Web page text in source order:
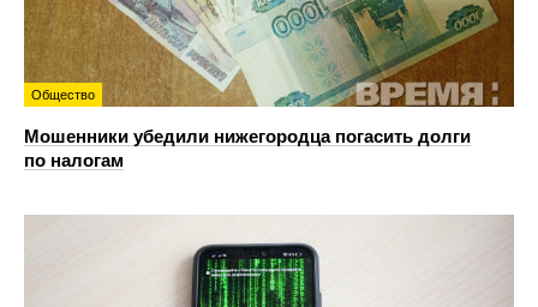
Общество
Мошенники убедили нижегородца погасить долги
по налогам